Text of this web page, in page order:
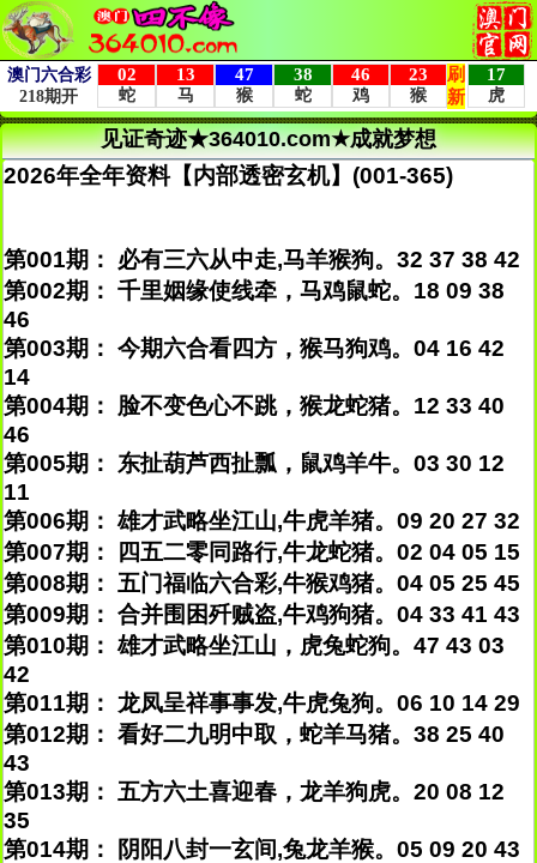
见证奇迹★364010.com★成就梦想
2026年全年资料【内部透密玄机】(001-365)
第001期： 必有三六从中走,马羊猴狗。32 37 38 42
第002期： 千里姻缘使线牵，马鸡鼠蛇。18 09 38
46
第003期： 今期六合看四方，猴马狗鸡。04 16 42
14
第004期： 脸不变色心不跳，猴龙蛇猪。12 33 40
46
第005期： 东扯葫芦西扯瓢，鼠鸡羊牛。03 30 12
11
第006期： 雄才武略坐江山,牛虎羊猪。09 20 27 32
第007期： 四五二零同路行,牛龙蛇猪。02 04 05 15
第008期： 五门福临六合彩,牛猴鸡猪。04 05 25 45
第009期： 合并围困歼贼盗,牛鸡狗猪。04 33 41 43
第010期： 雄才武略坐江山，虎兔蛇狗。47 43 03
42
第011期： 龙凤呈祥事事发,牛虎兔狗。06 10 14 29
第012期： 看好二九明中取，蛇羊马猪。38 25 40
43
第013期： 五方六土喜迎春，龙羊狗虎。20 08 12
35
第014期： 阴阳八封一玄间,兔龙羊猴。05 09 20 43